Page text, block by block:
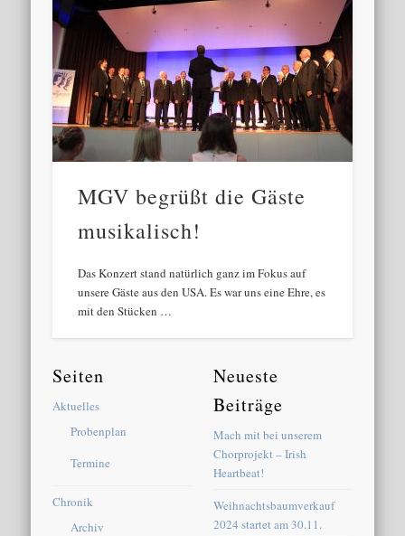
MGV begrüßt die Gäste
musikalisch!
Das Konzert stand natürlich ganz im Fokus auf
unsere Gäste aus den USA. Es war uns eine Ehre, es
mit den Stücken …
Seiten
Aktuelles
Probenplan
Termine
Chronik
Archiv
Neueste
Beiträge
Mach mit bei unserem
Chorprojekt – Irish
Heartbeat!
Weihnachtsbaumverkauf
2024 startet am 30.11.